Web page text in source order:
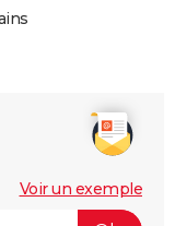
Voir un exemple